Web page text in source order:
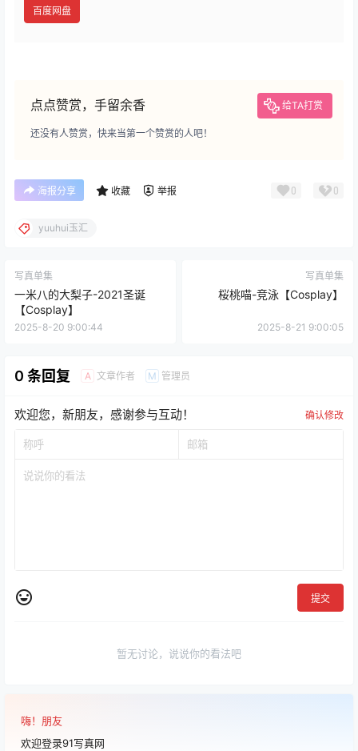
百度网盘
点点赞赏，手留余香 给TA打赏
还没有人赞赏，快来当第一个赞赏的人吧！
海报分享 收藏 举报 0 0
yuuhui玉汇
写真单集
一米八的大梨子-2021圣诞
【Cosplay】
2025-8-20 9:00:44
写真单集
桜桃喵-竞泳【Cosplay】
2025-8-21 9:00:05
0 条回复 A 文章作者 M 管理员
欢迎您，新朋友，感谢参与互动！ 确认修改
提交
暂无讨论，说说你的看法吧
嗨！朋友
欢迎登录91写真网